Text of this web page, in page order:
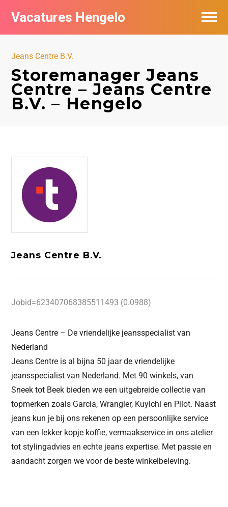
Vacatures Hengelo
Jeans Centre B.V.
Storemanager Jeans
Centre – Jeans Centre
B.V. – Hengelo
Jeans Centre B.V.
Jobid=623407068385511493 (0.0988)
Jeans Centre – De vriendelijke jeansspecialist van
Nederland
Jeans Centre is al bijna 50 jaar de vriendelijke
jeansspecialist van Nederland. Met 90 winkels, van
Sneek tot Beek bieden we een uitgebreide collectie van
topmerken zoals Garcia, Wrangler, Kuyichi en Pilot. Naast
jeans kun je bij ons rekenen op een persoonlijke service
van een lekker kopje koffie, vermaakservice in ons atelier
tot stylingadvies en echte jeans expertise. Met passie en
aandacht zorgen we voor de beste winkelbeleving.
Vacatures per bedrijf in Hengelo
Nieuwsbrief feed